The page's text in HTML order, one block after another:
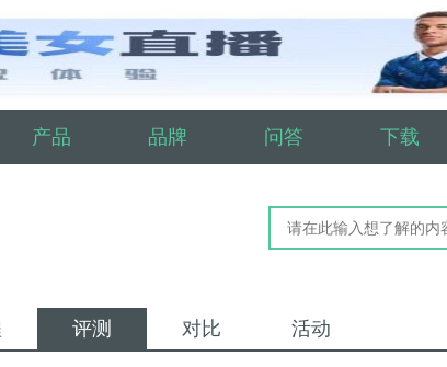
产品 品牌 问答 下载
评测 对比 活动